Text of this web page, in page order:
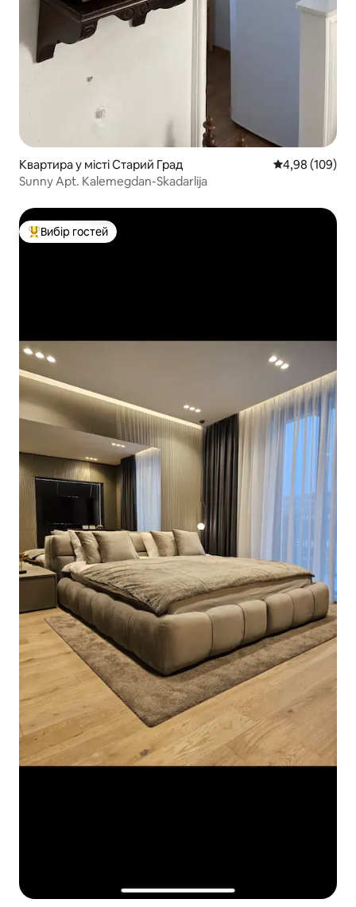
Квартира у місті Старий Град Середня
4,98 (109)
Sunny Apt. Kalemegdan-Skadarlija
Топ вибір гостей
Вибір гостей